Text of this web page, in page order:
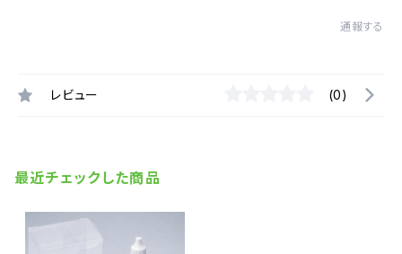
通報する
レビュー (0)
最近チェックした商品